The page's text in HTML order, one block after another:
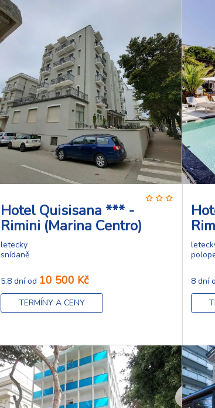
Hotel Quisisana *** -
Rimini (Marina Centro)
letecky
snídaně
5,8 dní od 10 500 Kč
TERMÍNY A CENY
8 dní